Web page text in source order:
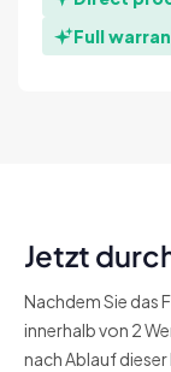
Full
Jetzt
Nachdem Sie das
innerhalb von 2
nach Ablauf